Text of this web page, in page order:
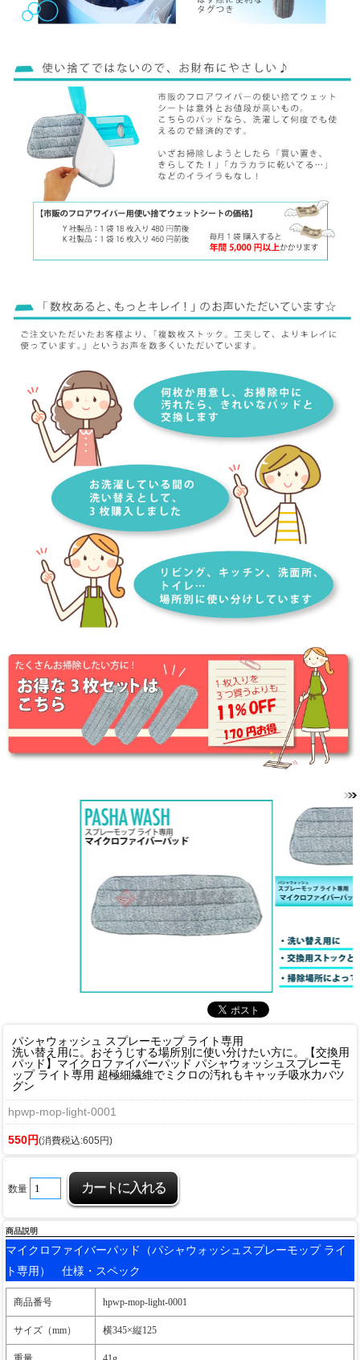
パシャウォッシュ スプレーモップ ライト専用
洗い替え用に。おそうじする場所別に使い分けたい方に。
【交換用
パッド】マイクロファイバーパッド パシャウォッシュスプレーモ
ップ ライト専用 超極細繊維でミクロの汚れもキャッチ吸水力バツ
グン
hpwp-mop-light-0001
550円(消費税込:605円)
数量
商品説明
マイクロファイバーパッド（パシャウォッシュスプレーモップ ライ
ト専用） 仕様・スペック
商品番号 hpwp-mop-light-0001
サイズ（mm） 横345×縦125